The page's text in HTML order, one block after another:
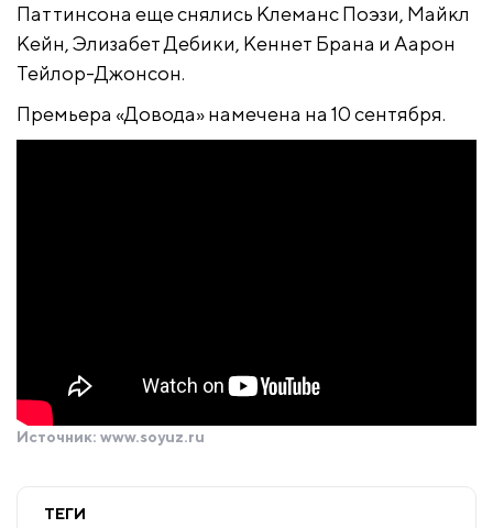
Паттинсона еще снялись Клеманс Поэзи, Майкл
Кейн, Элизабет Дебики, Кеннет Брана и Аарон
Тейлор-Джонсон.
Премьера «Довода» намечена на 10 сентября.
Источник: www.soyuz.ru
ТЕГИ